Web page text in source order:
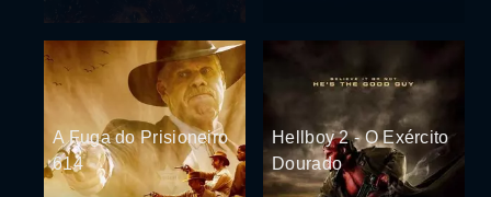
A Fuga do Prisioneiro
614
Hellboy 2 - O Exército
Dourado